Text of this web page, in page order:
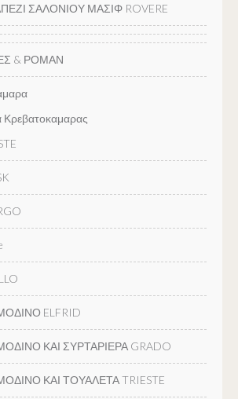
ΣΑΛΟΝΙΟΥ ΜΑΣΙΦ ROVERE
& ΡΟΜΑΝ
Κρεβατοκαμαρας
ELFRID
ΚΑΙ ΣΥΡΤΑΡΙΕΡΑ GRADO
ΚΑΙ ΤΟΥΑΛΕΤΑ TRIESTE